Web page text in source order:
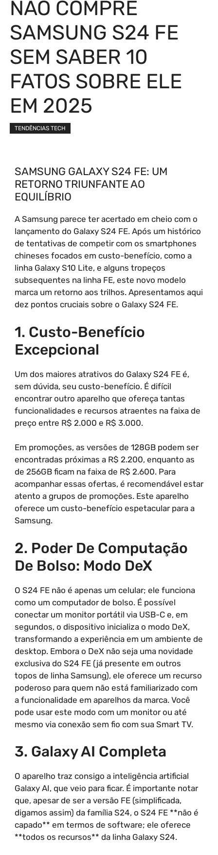
NÃO COMPRE
SAMSUNG S24 FE
SEM SABER 10
FATOS SOBRE ELE
EM 2025
TENDÊNCIAS TECH
SAMSUNG GALAXY S24 FE: UM
RETORNO TRIUNFANTE AO
EQUILÍBRIO
A Samsung parece ter acertado em cheio com o
lançamento do Galaxy S24 FE. Após um histórico
de tentativas de competir com os smartphones
chineses focados em custo-benefício, como a
linha Galaxy S10 Lite, e alguns tropeços
subsequentes na linha FE, este novo modelo
marca um retorno aos trilhos. Apresentamos aqui
dez pontos cruciais sobre o Galaxy S24 FE.
1. Custo-Benefício
Excepcional
Um dos maiores atrativos do Galaxy S24 FE é,
sem dúvida, seu custo-benefício. É difícil
encontrar outro aparelho que ofereça tantas
funcionalidades e recursos atraentes na faixa de
preço entre R$ 2.000 e R$ 3.000.
Em promoções, as versões de 128GB podem ser
encontradas próximas a R$ 2.200, enquanto as
de 256GB ficam na faixa de R$ 2.600. Para
acompanhar essas ofertas, é recomendável estar
atento a grupos de promoções. Este aparelho
oferece um custo-benefício espetacular para a
Samsung.
2. Poder De Computação
De Bolso: Modo DeX
O S24 FE não é apenas um celular; ele funciona
como um computador de bolso. É possível
conectar um monitor portátil via USB-C e, em
segundos, o dispositivo inicializa o modo DeX,
transformando a experiência em um ambiente de
desktop. Embora o DeX não seja uma novidade
exclusiva do S24 FE (já presente em outros
topos de linha Samsung), ele oferece um recurso
poderoso para quem não está familiarizado com
a funcionalidade em aparelhos da marca. Você
pode usar este modo com um monitor ou até
mesmo via conexão sem fio com sua Smart TV.
3. Galaxy AI Completa
O aparelho traz consigo a inteligência artificial
Galaxy AI, que veio para ficar. É importante notar
que, apesar de ser a versão FE (simplificada,
digamos assim) da família S24, o S24 FE **não é
capado** em termos de software; ele oferece
**todos os recursos** da linha Galaxy S24.